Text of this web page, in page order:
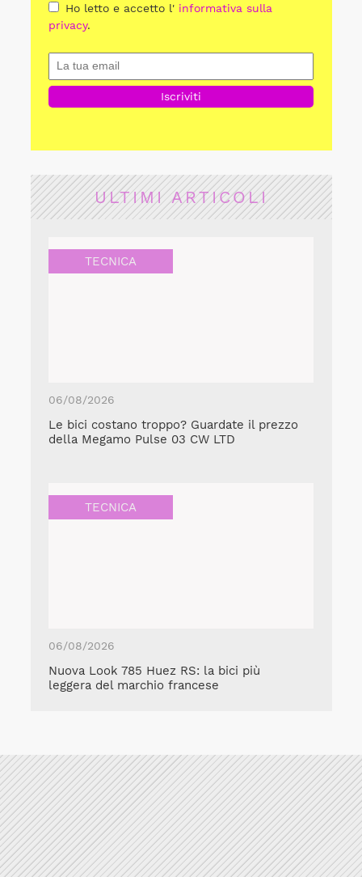
Ho letto e accetto l' informativa sulla
privacy.
ULTIMI ARTICOLI
TECNICA
06/08/2026
Le bici costano troppo? Guardate il prezzo
della Megamo Pulse 03 CW LTD
TECNICA
06/08/2026
Nuova Look 785 Huez RS: la bici più
leggera del marchio francese